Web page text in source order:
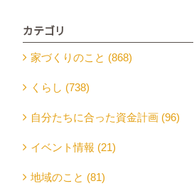
カテゴリ
家づくりのこと (868)
くらし (738)
自分たちに合った資金計画 (96)
イベント情報 (21)
地域のこと (81)